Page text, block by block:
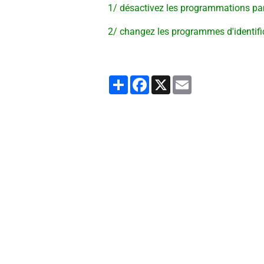
1/ désactivez les programmations
2/ changez les programmes
PartagerFacebook
X